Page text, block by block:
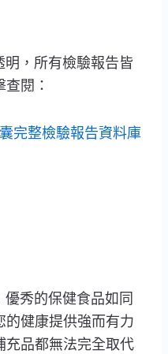
明，所有檢驗報告皆
閱：
完整檢驗報告資料庫
優秀的保健食品如同
健康提供強而有力
充品都無法完全取代